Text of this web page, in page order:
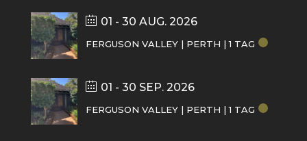
01 - 30 AUG. 2026
FERGUSON VALLEY | PERTH | 1 TAG
01 - 30 SEP. 2026
FERGUSON VALLEY | PERTH | 1 TAG